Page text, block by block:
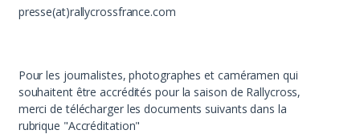
presse(at)rallycrossfrance.com
Pour les journalistes, photographes et caméramen qui
souhaitent être accrédités pour la saison de Rallycross,
merci de télécharger les documents suivants dans la
rubrique "Accréditation"